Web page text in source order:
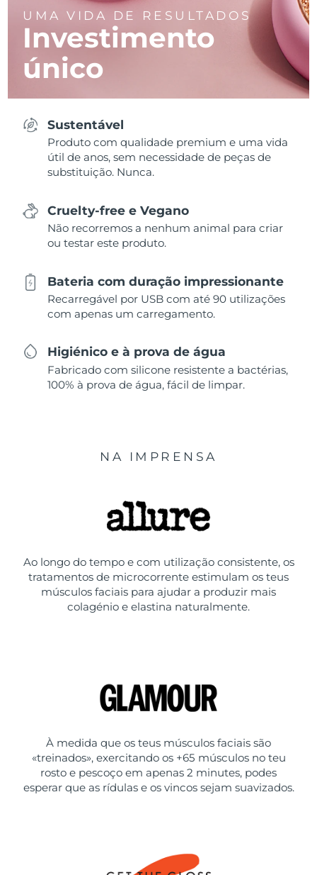
UMA VIDA DE RESULTADOS
Investimento
único
Sustentável
Produto com qualidade premium e uma vida
útil de anos, sem necessidade de peças de
substituição. Nunca.
Cruelty-free e Vegano
Não recorremos a nenhum animal para criar
ou testar este produto.
Bateria com duração impressionante
Recarregável por USB com até 90 utilizações
com apenas um carregamento.
Higiénico e à prova de água
Fabricado com silicone resistente a bactérias,
100% à prova de água, fácil de limpar.
NA IMPRENSA
Ao longo do tempo e com utilização consistente, os
tratamentos de microcorrente estimulam os teus
músculos faciais para ajudar a produzir mais
colagénio e elastina naturalmente.
À medida que os teus músculos faciais são
«treinados», exercitando os +65 músculos no teu
rosto e pescoço em apenas 2 minutes, podes
esperar que as rídulas e os vincos sejam suavizados.